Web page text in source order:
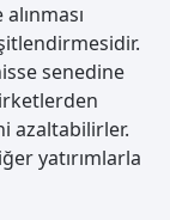
senedine
azaltabilirler.
yatırımlarla